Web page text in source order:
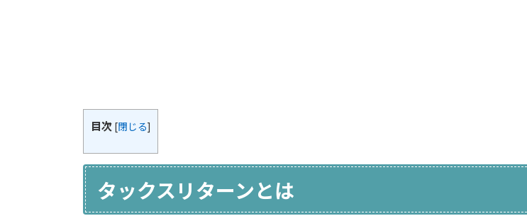
目次 [閉じる]
タックスリターンとは